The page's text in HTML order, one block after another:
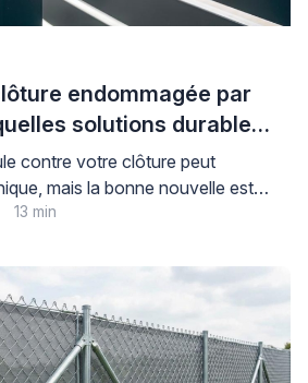
endommagée par
solutions durables
contre votre clôture peut
mais la bonne nouvelle est
durables existent pour
remplacer. La clé d’une
sur un diagnostic précis
descellé, grillage déformé,
– permettant d’identifier la […]
13 min